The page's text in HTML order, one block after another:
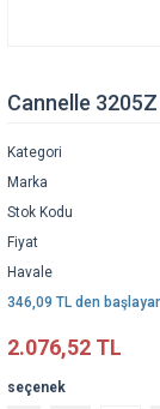
Cannelle
Kategori
Marka
Stok Kodu
Fiyat
Havale
346,09 TL den
2.076,52 TL
seçenek